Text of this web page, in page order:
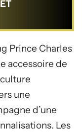
Prince Charles
accessoire de
une
d’une
Les